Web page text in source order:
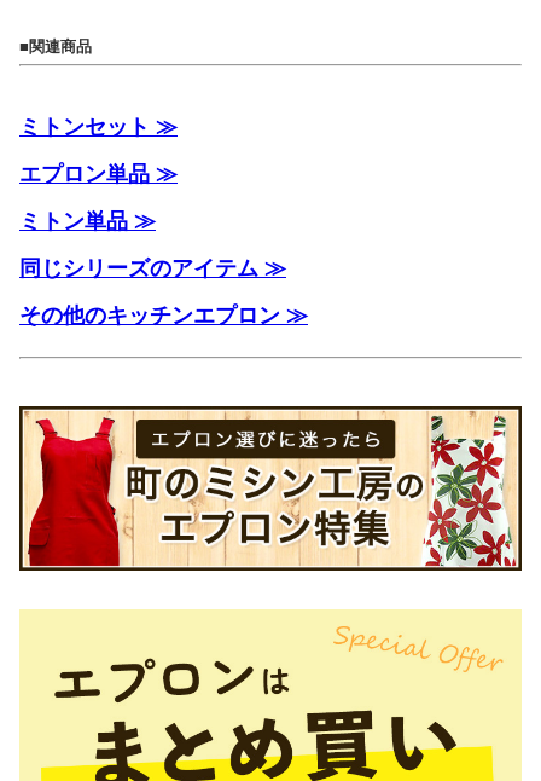
■関連商品
ミトンセット ≫
エプロン単品 ≫
ミトン単品 ≫
同じシリーズのアイテム ≫
その他のキッチンエプロン ≫